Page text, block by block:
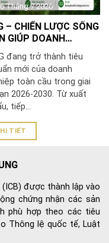
Tháng 7 2026
– CHIẾN LƯỢC SỐNG
GIÚP DOANH
VIỆT NAM PHÁT
BỀN VỮNG VÀ
RA THỊ TRƯỜNG
TẾ
đang trở thành tiêu
mới của doanh
toàn cầu trong giai
2026-2030. Từ xuất
tiếp...
TIẾT
được thành lập vào
chứng nhận các sản
phù hợp theo các tiêu
Thông lệ quốc tế, Luật